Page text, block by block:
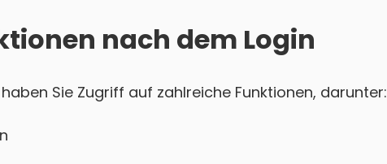
nach dem Login
Sie Zugriff auf zahlreiche Funktionen, darunter: